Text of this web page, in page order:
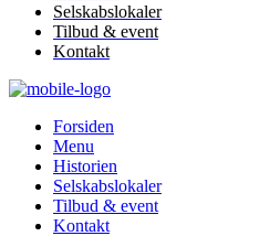
Selskabslokaler
Tilbud & event
Kontakt
Forsiden
Menu
Historien
Selskabslokaler
Tilbud & event
Kontakt